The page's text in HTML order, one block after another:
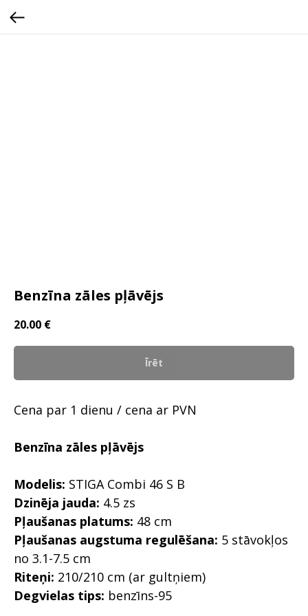
Benzīna zāles pļāvējs
20.00 €
Īrēt
Cena par 1 dienu / cena ar PVN
Benzīna zāles pļāvējs
Modelis: STIGA Combi 46 S B
Dzinēja jauda: 4.5 zs
Pļaušanas platums: 48 cm
Pļaušanas augstuma regulēšana: 5 stāvokļos
no 3.1-7.5 cm
Riteņi: 210/210 cm (ar gultņiem)
Degvielas tips: benzīns-95